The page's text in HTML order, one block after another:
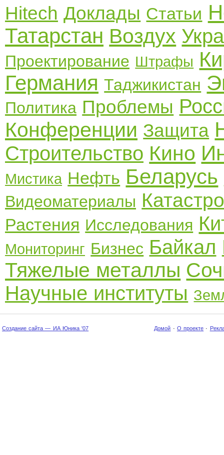
Hitech Доклады Статьи
Татарстан Воздух
Проектирование Штрафы
Германия Таджикистан
Политика Проблемы
Конференции Защита
Строительство Кино
Мистика Нефть Беларусь
Видеоматериалы
Растения Исследования
Мониторинг Бизнес Байкал
Тяжелые металлы
Научные институты
Создание сайта — ИА Юника '07 Домой · О проекте ·